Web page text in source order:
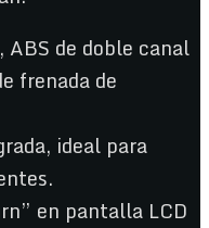
de doble canal
frenada de
ideal para
en pantalla LCD